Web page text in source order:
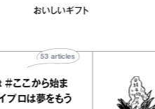
いギフト」
おいしいギフト
始ま
もう